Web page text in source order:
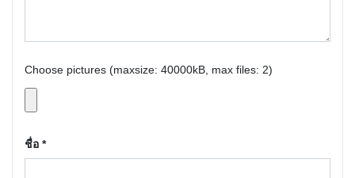
Choose pictures (maxsize: 40000kB, max files: 2)
ชื่อ *